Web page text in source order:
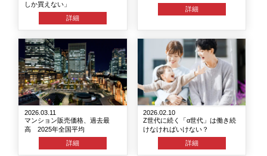
しか買えない」
詳細
詳細
2026.03.11
マンション販売価格、過去最
高 2025年全国平均
詳細
2026.02.10
Z世代に続く「α世代」は働き続
けなければいけない？
詳細